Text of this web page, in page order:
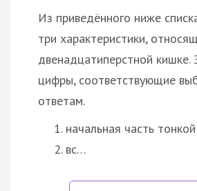
Из приведённого ниже
три характеристики,
двенадцатиперстной кишке.
цифры, соответствующие
ответам.
начальная часть
вс…